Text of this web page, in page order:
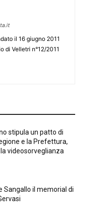
il 16 giugno 2011
di Velletri n°12/2011
stipula un patto di
e la Prefettura,
videosorveglianza
Sangallo il memorial di